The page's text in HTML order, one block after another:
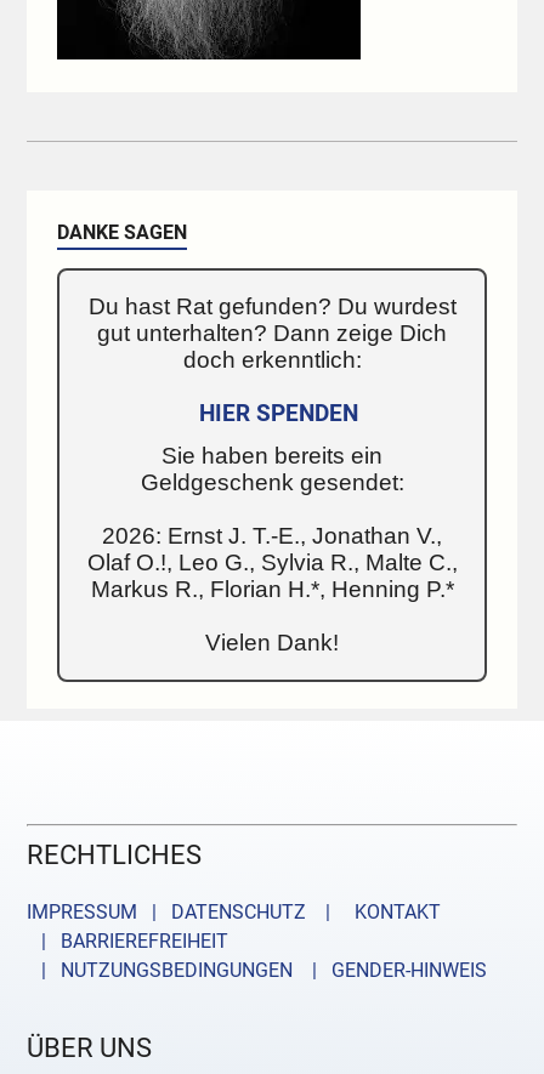
DANKE SAGEN
Du hast Rat gefunden? Du wurdest
gut unterhalten? Dann zeige Dich
doch erkenntlich:
HIER SPENDEN
Sie haben bereits ein
Geldgeschenk gesendet:
2026: Ernst J. T.-E., Jonathan V.,
Olaf O.!, Leo G., Sylvia R., Malte C.,
Markus R., Florian H.*, Henning P.*
Vielen Dank!
RECHTLICHES
IMPRESSUM | DATENSCHUTZ |
KONTAKT
| BARRIEREFREIHEIT
| NUTZUNGSBEDINGUNGEN
| GENDER-HINWEIS
ÜBER UNS